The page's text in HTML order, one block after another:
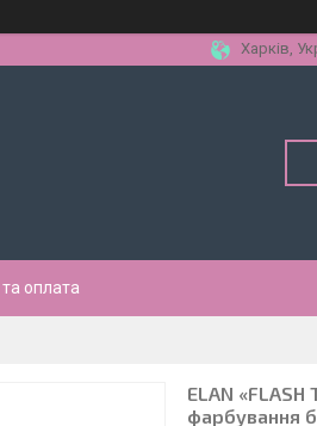
Харків,
оплата
ELAN
фарбування